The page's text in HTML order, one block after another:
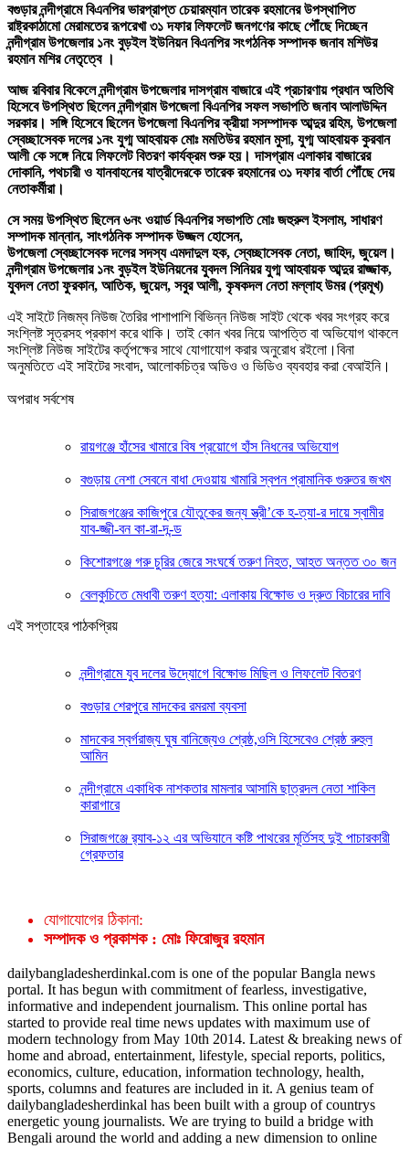
বগুড়ার নন্দীগ্রামে বিএনপির ভারপ্রাপ্ত চেয়ারম্যান তারেক রহমানের উপস্থাপিত
রাষ্ট্রকাঠামো মেরামতের রূপরেখা ৩১ দফার লিফলেট জনগণের কাছে পৌঁছে দিচ্ছেন
নন্দীগ্রাম উপজেলার ১নং বুড়ইল ইউনিয়ন বিএনপির সংগঠনিক সম্পাদক জনাব মশিউর
রহমান মশির নেতৃত্বে ।
আজ রবিবার বিকেলে নন্দীগ্রাম উপজেলার দাসগ্রাম বাজারে এই প্রচারণায় প্রধান অতিথি
হিসেবে উপস্থিত ছিলেন নন্দীগ্রাম উপজেলা বিএনপির সফল সভাপতি জনাব আলাউদ্দিন
সরকার। সঙ্গি হিসেবে ছিলেন উপজেলা বিএনপির ক্রীয়া সসম্পাদক আব্দুর রহিম, উপজেলা
স্বেচ্ছাসেবক দলের ১নং যুগ্ম আহবায়ক মোঃ মমতিউর রহমান মুসা, যুগ্ম আহবায়ক কুরবান
আলী কে সঙ্গে নিয়ে লিফলেট বিতরণ কার্যক্রম শুরু হয়। দাসগ্রাম এলাকার বাজারের
দোকানি, পথচারী ও যানবাহনের যাত্রীদেরকে তারেক রহমানের ৩১ দফার বার্তা পৌঁছে দেয়
নেতাকর্মীরা।
সে সময় উপস্থিত ছিলেন ৬নং ওয়ার্ড বিএনপির সভাপতি মোঃ জহুরুল ইসলাম, সাধারণ
সম্পাদক মান্নান, সাংগঠনিক সম্পাদক উজ্জল হোসেন,
উপজেলা স্বেচ্ছাসেবক দলের সদস্য এমদাদুল হক, স্বেচ্ছাসেবক নেতা, জাহিদ, জুয়েল।
নন্দীগ্রাম উপজেলার ১নং বুড়ইল ইউনিয়নের যুবদল সিনিয়র যুগ্ম আহবায়ক আব্দুর রাজ্জাক,
যুবদল নেতা ফুরকান, আতিক, জুয়েল, সবুর আলী, কৃষকদল নেতা মল্লাহ উমর (প্রমূখ)
এই সাইটে নিজম্ব নিউজ তৈরির পাশাপাশি বিভিন্ন নিউজ সাইট থেকে খবর সংগ্রহ করে
সংশ্লিষ্ট সূত্রসহ প্রকাশ করে থাকি। তাই কোন খবর নিয়ে আপত্তি বা অভিযোগ থাকলে
সংশ্লিষ্ট নিউজ সাইটের কর্তৃপক্ষের সাথে যোগাযোগ করার অনুরোধ রইলো।বিনা
অনুমতিতে এই সাইটের সংবাদ, আলোকচিত্র অডিও ও ভিডিও ব্যবহার করা বেআইনি।
অপরাধ সর্বশেষ
রায়গঞ্জে হাঁসের খামারে বিষ প্রয়োগে হাঁস নিধনের অভিযোগ
বগুড়ায় নেশা সেবনে বাধা দেওয়ায় খামারি স্বপন প্রামানিক গুরুতর জখম
সিরাজগঞ্জের কাজিপুরে যৌতুকের জন্য স্ত্রী’কে হ-ত্যা-র দায়ে স্বামীর
যাব-জ্জী-বন কা-রা-দ-ন্ড
কিশোরগঞ্জে গরু চুরির জেরে সংঘর্ষে তরুণ নিহত, আহত অন্তত ৩০ জন
বেলকুচিতে মেধাবী তরুণ হত্যা: এলাকায় বিক্ষোভ ও দ্রুত বিচারের দাবি
এই সপ্তাহের পাঠকপ্রিয়
নন্দীগ্রামে যুব দলের উদ্যোগে বিক্ষোভ মিছিল ও লিফলেট বিতরণ
বগুড়ার শেরপুরে মাদকের রমরমা ব্যবসা
মাদকের স্বর্গরাজ্য ঘুষ বানিজ্যেও শ্রেষ্ঠ,ওসি হিসেবেও শ্রেষ্ঠ রুহুল
আমিন
নন্দীগ্রামে একাধিক নাশকতার মামলার আসামি ছাত্রদল নেতা শাকিল
কারাগারে
সিরাজগঞ্জে র‍্যাব-১২ এর অভিযানে কষ্টি পাথরের মূর্তিসহ দুই পাচারকারী
গ্রেফতার
যোগাযোগের ঠিকানা:
সম্পাদক ও প্রকাশক : মোঃ ফিরোজুর রহমান
dailybangladesherdinkal.com is one of the popular Bangla news
portal. It has begun with commitment of fearless, investigative,
informative and independent journalism. This online portal has
started to provide real time news updates with maximum use of
modern technology from May 10th 2014. Latest & breaking news of
home and abroad, entertainment, lifestyle, special reports, politics,
economics, culture, education, information technology, health,
sports, columns and features are included in it. A genius team of
dailybangladesherdinkal has been built with a group of countrys
energetic young journalists. We are trying to build a bridge with
Bengali around the world and adding a new dimension to online